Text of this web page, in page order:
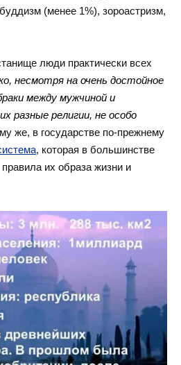
(менее 1%), зороастризм,
люди практически всех
несмотря на очень достойное
между мужчиной и
разные религии, не особо
же, в государстве по-прежнему
, которая в большинстве
их образа жизни и